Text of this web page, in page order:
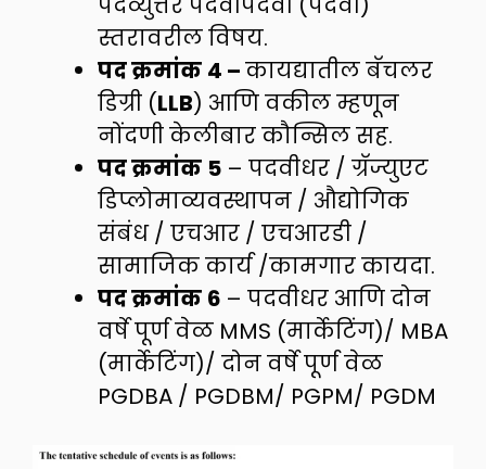
स्तरावरील विषय.
पद क्रमांक 4 –कायद्यातील बॅचलर
डिग्री (LLB) आणि वकील म्हणून
नोंदणी केलीबार कौन्सिल सह.
पद क्रमांक 5 – पदवीधर / ग्रॅज्युएट
डिप्लोमाव्यवस्थापन / औद्योगिक
संबंध / एचआर / एचआरडी /
सामाजिक कार्य /कामगार कायदा.
पद क्रमांक 6 – पदवीधर आणि दोन
वर्षे पूर्ण वेळ MMS (मार्केटिंग)/ MBA
(मार्केटिंग)/ दोन वर्षे पूर्ण वेळ
PGDBA / PGDBM/ PGPM/ PGDM